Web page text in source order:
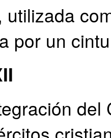
utilizada
por un
del